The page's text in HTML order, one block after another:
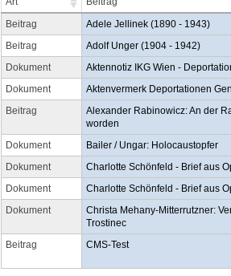
Beitrag
Adele Jellinek (1890 - 1943)
Beitrag
Adolf Unger (1904 - 1942)
Dokument
Aktennotiz IKG Wien -
Dokument
Aktenvermerk Deportationen
Beitrag
Alexander Rabinowicz: An der
worden
Dokument
Bailer / Ungar: Holocaustopfer
Dokument
Charlotte Schönfeld - Brief aus
Dokument
Charlotte Schönfeld - Brief aus
Dokument
Christa Mehany-Mitterrutzner:
Trostinec
Beitrag
CMS-Test